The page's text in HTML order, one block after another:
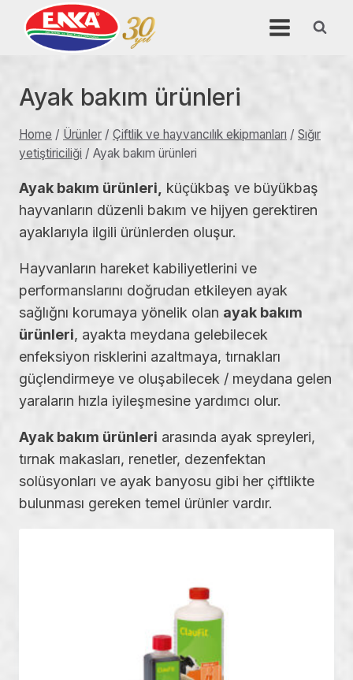
Ayak bakım ürünleri
Home / Ürünler / Çiftlik ve hayvancılık ekipmanları / Sığır
yetiştiriciliği / Ayak bakım ürünleri
Ayak bakım ürünleri, küçükbaş ve büyükbaş
hayvanların düzenli bakım ve hijyen gerektiren
ayaklarıyla ilgili ürünlerden oluşur.
Hayvanların hareket kabiliyetlerini ve
performanslarını doğrudan etkileyen ayak
sağlığnı korumaya yönelik olan ayak bakım
ürünleri, ayakta meydana gelebilecek
enfeksiyon risklerini azaltmaya, tırnakları
güçlendirmeye ve oluşabilecek / meydana gelen
yaraların hızla iyileşmesine yardımcı olur.
Ayak bakım ürünleri arasında ayak spreyleri,
tırnak makasları, renetler, dezenfektan
solüsyonları ve ayak banyosu gibi her çiftlikte
bulunması gereken temel ürünler vardır.